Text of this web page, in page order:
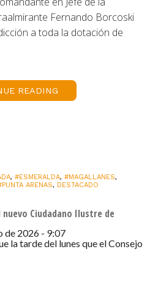
Fernando Borcoski
a toda la dotación de
durante este período de
fundamental durante toda su
de la “Esmeralda”
comentó que “la Esmeralda
que lleva nuestro
amistad entre las
de Chile y de los países. Esa
La Esmeralda sigue siendo
para el apoyo a la Política
de los roles de la
READING
, #ESMERALDA, #MAGALLANES,
ARENAS, DESTACADO
Ciudadano Ilustre de
de 2026 - 9:07
la tarde del lunes que el Consejo